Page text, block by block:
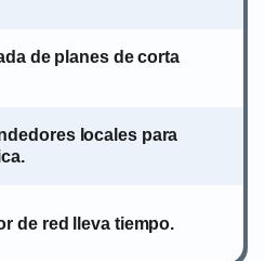
de planes de corta
locales para
de red lleva tiempo.